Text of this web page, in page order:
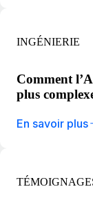
INGÉNIERIE
Comment
plus
En savoir plus